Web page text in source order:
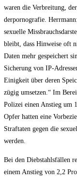
waren die Ver­brei­tung,
der­por­no­gra­fie.
sexu­el­le
bleibt, dass Hin­wei­se oft
Daten mehr gespei­chert
Siche­rung von IP-
Einig­keit über deren
zügig umset­zen.“ Im
Poli­zei einen Anstieg um
Opfer hat­ten eine
Straf­ta­ten gegen die
werden.
Bei den Dieb­stahls­fäl­len
einem Anstieg von 2,2